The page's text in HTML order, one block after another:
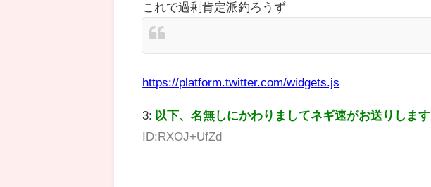
これで過剰肯定派釣ろうず
https://platform.twitter.com/widgets.js
3: 以下、名無しにかわりましてネギ速がお送りします
ID:RXOJ+UfZd